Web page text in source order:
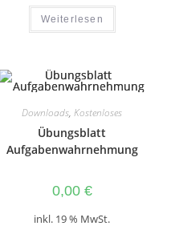
Weiterlesen
Downloads,Kostenloses
Übungsblatt
Aufgabenwahrnehmung
0,00 €
inkl. 19 % MwSt.